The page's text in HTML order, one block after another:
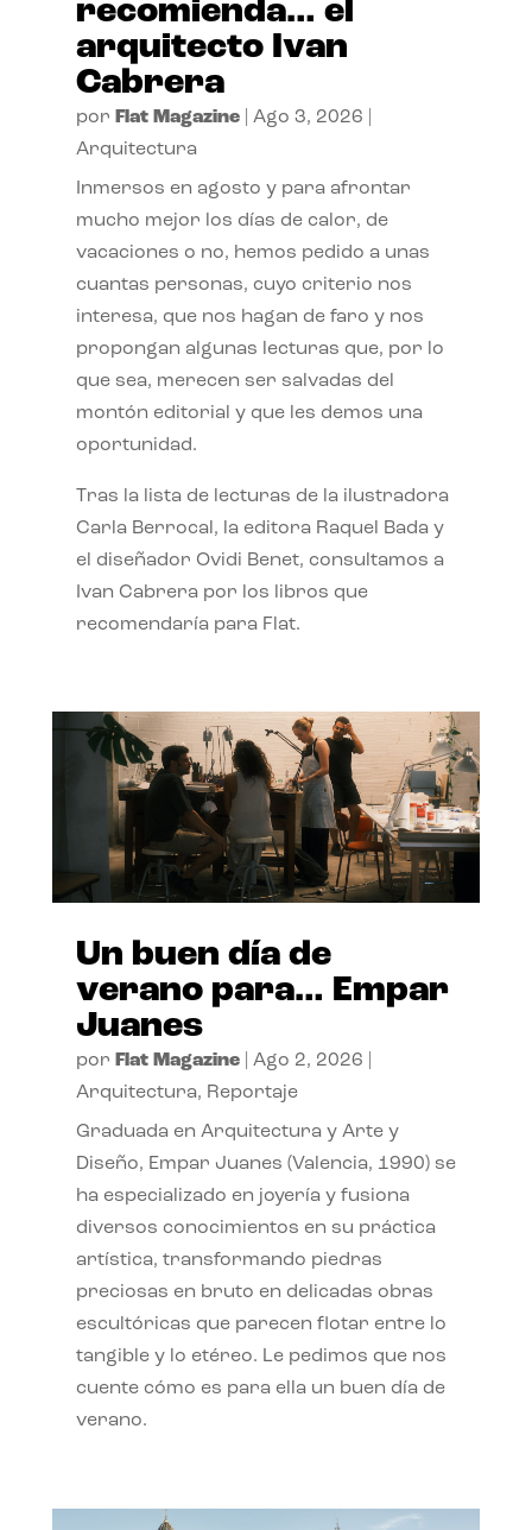
recomienda… el
arquitecto Ivan
Cabrera
por Flat Magazine| Ago 3, 2026
Arquitectura
Inmersos en agosto y para afrontar
mucho mejor los días de calor, de
vacaciones o no, hemos pedido a unas
cuantas personas, cuyo criterio nos
interesa, que nos hagan de faro y nos
propongan algunas lecturas que, por lo
que sea, merecen ser salvadas del
montón editorial y que les demos una
oportunidad.
Tras la lista de lecturas de la ilustradora
Carla Berrocal, la editora Raquel Bada y
el diseñador Ovidi Benet, consultamos a
Ivan Cabrera por los libros que
recomendaría para Flat.
Un buen día de
verano para… Empar
Juanes
por Flat Magazine| Ago 2, 2026
Arquitectura, Reportaje
Graduada en Arquitectura y Arte y
Diseño, Empar Juanes (Valencia, 1990) se
ha especializado en joyería y fusiona
diversos conocimientos en su práctica
artística, transformando piedras
preciosas en bruto en delicadas obras
escultóricas que parecen flotar entre lo
tangible y lo etéreo. Le pedimos que nos
cuente cómo es para ella un buen día de
verano.